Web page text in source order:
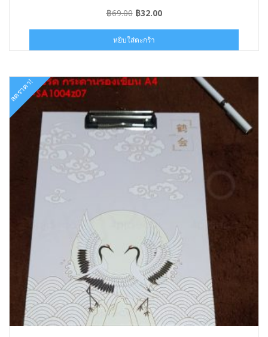
฿69.00 Original
was:
฿69.00.
฿32.00Current
฿32.00.
หยิบใส่ตะกร้า
ลดราคา!